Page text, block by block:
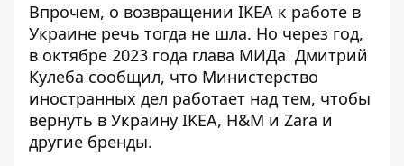
Впрочем, о возвращении IKEA к работе в
Украине речь тогда не шла. Но через год,
в октябре 2023 года глава МИДа Дмитрий
Кулеба сообщил, что Министерство
иностранных дел работает над тем, чтобы
вернуть в Украину IKEA, H&M и Zara и
другие бренды.